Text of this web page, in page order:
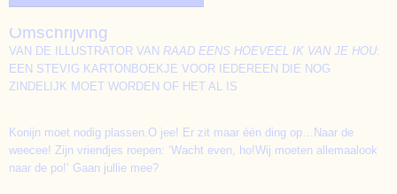
Omschrijving
VAN DE ILLUSTRATOR VAN RAAD EENS HOEVEEL IK VAN JE HOU:
EEN STEVIG KARTONBOEKJE VOOR IEDEREEN DIE NOG
ZINDELIJK MOET WORDEN OF HET AL IS
Konijn moet nodig plassen.O jee! Er zit maar één ding op…Naar de
weecee! Zijn vriendjes roepen: ‘Wacht even, ho!Wij moeten allemaalook
naar de po!’ Gaan jullie mee?